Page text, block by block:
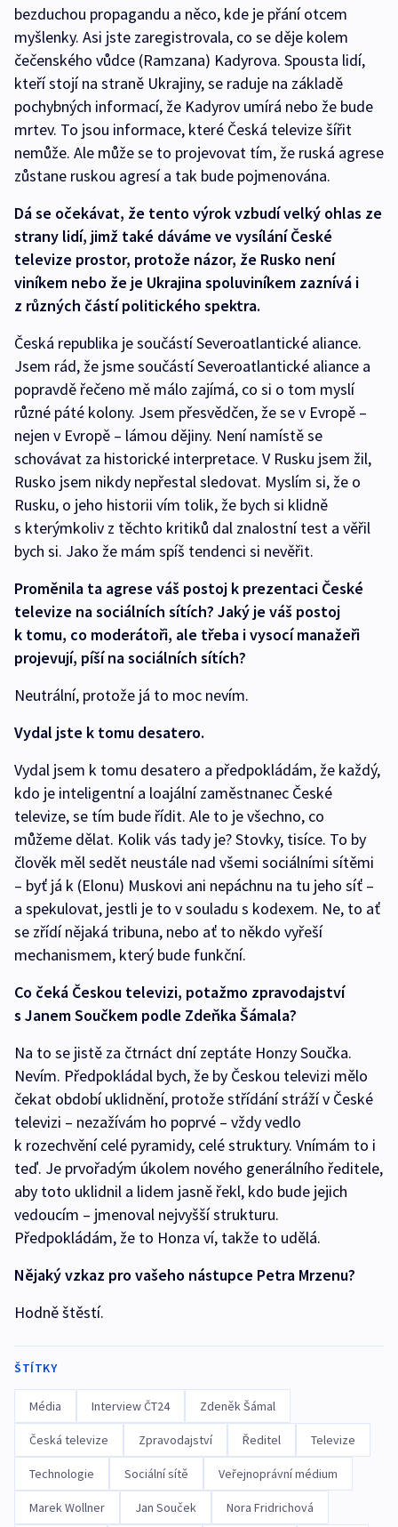
bezduchou propagandu a něco, kde je přání otcem
myšlenky. Asi jste zaregistrovala, co se děje kolem
čečenského vůdce (Ramzana) Kadyrova. Spousta lidí,
kteří stojí na straně Ukrajiny, se raduje na základě
pochybných informací, že Kadyrov umírá nebo že bude
mrtev. To jsou informace, které Česká televize šířit
nemůže. Ale může se to projevovat tím, že ruská agrese
zůstane ruskou agresí a tak bude pojmenována.
Dá se očekávat, že tento výrok vzbudí velký ohlas ze
strany lidí, jimž také dáváme ve vysílání České
televize prostor, protože názor, že Rusko není
viníkem nebo že je Ukrajina spoluviníkem zaznívá i
z různých částí politického spektra.
Česká republika je součástí Severoatlantické aliance.
Jsem rád, že jsme součástí Severoatlantické aliance a
popravdě řečeno mě málo zajímá, co si o tom myslí
různé páté kolony. Jsem přesvědčen, že se v Evropě –
nejen v Evropě – lámou dějiny. Není namístě se
schovávat za historické interpretace. V Rusku jsem žil,
Rusko jsem nikdy nepřestal sledovat. Myslím si, že o
Rusku, o jeho historii vím tolik, že bych si klidně
s kterýmkoliv z těchto kritiků dal znalostní test a věřil
bych si. Jako že mám spíš tendenci si nevěřit.
Proměnila ta agrese váš postoj k prezentaci České
televize na sociálních sítích? Jaký je váš postoj
k tomu, co moderátoři, ale třeba i vysocí manažeři
projevují, píší na sociálních sítích?
Neutrální, protože já to moc nevím.
Vydal jste k tomu desatero.
Vydal jsem k tomu desatero a předpokládám, že každý,
kdo je inteligentní a loajální zaměstnanec České
televize, se tím bude řídit. Ale to je všechno, co
můžeme dělat. Kolik vás tady je? Stovky, tisíce. To by
člověk měl sedět neustále nad všemi sociálními sítěmi
– byť já k (Elonu) Muskovi ani nepáchnu na tu jeho síť –
a spekulovat, jestli je to v souladu s kodexem. Ne, to ať
se zřídí nějaká tribuna, nebo ať to někdo vyřeší
mechanismem, který bude funkční.
Co čeká Českou televizi, potažmo zpravodajství
s Janem Součkem podle Zdeňka Šámala?
Na to se jistě za čtrnáct dní zeptáte Honzy Součka.
Nevím. Předpokládal bych, že by Českou televizi mělo
čekat období uklidnění, protože střídání stráží v České
televizi – nezažívám ho poprvé – vždy vedlo
k rozechvění celé pyramidy, celé struktury. Vnímám to i
teď. Je prvořadým úkolem nového generálního ředitele,
aby toto uklidnil a lidem jasně řekl, kdo bude jejich
vedoucím – jmenoval nejvyšší strukturu.
Předpokládám, že to Honza ví, takže to udělá.
Nějaký vzkaz pro vašeho nástupce Petra Mrzenu?
Hodně štěstí.
ŠTÍTKY
Média Interview ČT24 Zdeněk Šámal
Česká televize Zpravodajství Ředitel Televize
Technologie Sociální sítě Veřejnoprávní médium
Marek Wollner Jan Souček Nora Fridrichová